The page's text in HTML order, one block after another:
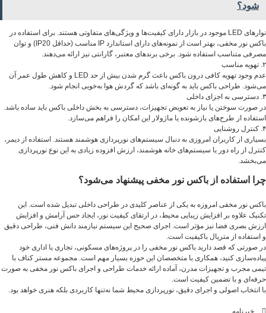
شود؟
نوارهای LED موجود در بازار دارای کیفیت‌ها و ویژگی‌های متفاوتی هستند. برای استفاده در
باکس نور مخفی، بهتر است از نمونه‌های دارای استاندارد IP مناسب (حداقل IP20) و توان
مصرفی متناسب استفاده شود. برخی برندهای معتبر، گارانتی نیز ارائه می‌دهند.
۲. تهویه مناسب
عدم وجود تهویه کافی درون باکس باعث گرم شدن بیش از حد LED و کاهش طول عمر آن
می‌شود. طراحی باکس باید به گونه‌ای باشد که گردش هوا به‌خوبی انجام شود.
۳. دسترسی به اجزای داخلی
در صورت سوختن یا نیاز به تعویض تجهیزات، دسترسی به بخش داخلی باکس باید ساده باشد.
استفاده از طرح‌های بازشونده یا ماژولار این امکان را فراهم می‌سازد.
۴. کنترل روشنایی
بسیاری از کاربران امروزی به دنبال سیستم‌های نورپردازی هوشمند هستند. استفاده از دیمر،
کنترل از راه دور یا سیستم‌های خانه هوشمند، ارزش افزوده زیادی به این نوع نورپردازی
می‌بخشد.
چرا استفاده از باکس نور مخفی پیشنهاد می‌شود؟
باکس نور مخفی امروزه به یکی از عناصر کلیدی در طراحی داخلی تبدیل شده است. این
تکنیک علاوه بر افزایش زیبایی محیط، در ارتقای کیفیت نور، ایجاد حس آرامش و افزایش
ارزش بصری فضا نیز مؤثر است. اجرای صحیح این سیستم نیازمند دانش فنی، طراحی دقیق
و استفاده از متریال باکیفیت است.
در صورتی که قصد دارید باکس نور مخفی را در پروژه‌های مسکونی، تجاری یا اداری خود
پیاده‌سازی کنید، همکاری با متخصصان این حوزه بسیار مهم است. مجموعه مستر کناف با
تیمی مجرب و تجهیزات مدرن، آماده ارائه خدمات طراحی و اجرای باکس نور مخفی به صورت
حرفه‌ای و با تضمین کیفیت است.
با انتخاب اصولی و اجرای دقیق، نورپردازی محیط شما نه‌تنها کاربردی بلکه هنری خواهد بود.
خبرنامه